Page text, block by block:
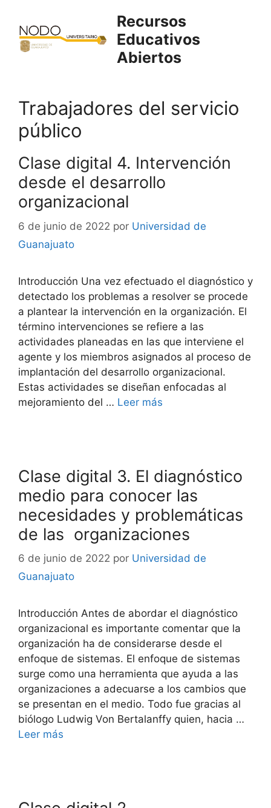
contenido
Recursos
Educativos
Abiertos
Trabajadores del servicio
público
Clase digital 4. Intervención
desde el desarrollo
organizacional
6 de junio de 2022 por Universidad de
Guanajuato
Introducción Una vez efectuado el diagnóstico y
detectado los problemas a resolver se procede
a plantear la intervención en la organización. El
término intervenciones se refiere a las
actividades planeadas en las que interviene el
agente y los miembros asignados al proceso de
implantación del desarrollo organizacional.
Estas actividades se diseñan enfocadas al
mejoramiento del … Leer más
Clase digital 3. El diagnóstico
medio para conocer las
necesidades y problemáticas
de las organizaciones
6 de junio de 2022 por Universidad de
Guanajuato
Introducción Antes de abordar el diagnóstico
organizacional es importante comentar que la
organización ha de considerarse desde el
enfoque de sistemas. El enfoque de sistemas
surge como una herramienta que ayuda a las
organizaciones a adecuarse a los cambios que
se presentan en el medio. Todo fue gracias al
biólogo Ludwig Von Bertalanffy quien, hacia …
Leer más